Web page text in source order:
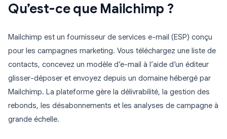
Qu’est-ce que Mailchimp ?
Mailchimp est un fournisseur de services e-mail (ESP) conçu
pour les campagnes marketing. Vous téléchargez une liste de
contacts, concevez un modèle d’e-mail à l’aide d’un éditeur
glisser-déposer et envoyez depuis un domaine hébergé par
Mailchimp. La plateforme gère la délivrabilité, la gestion des
rebonds, les désabonnements et les analyses de campagne à
grande échelle.